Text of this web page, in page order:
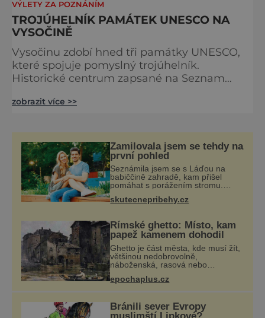
VÝLETY ZA POZNÁNÍM
TROJÚHELNÍK PAMÁTEK UNESCO NA
VYSOČINĚ
Vysočinu zdobí hned tři památky UNESCO,
které spojuje pomyslný trojúhelník.
Historické centrum zapsané na Seznam
poutní kostel sv. Jana Nepomuckého na
čtvrt, židovský hřbitov i baziliku svatého
Prokopa a zámek v Třebíči. Vysočina je
krajem s nejvyšší koncentrací těchto
zobrazit více >>
Zamilovala jsem se tehdy na
první pohled
Seznámila jsem se s Láďou na
babiččině zahradě, kam přišel
pomáhat s porážením stromu.
varovala… Babička se mě často
skutecnepribehy.cz
Římské ghetto: Místo, kam
papež kamenem dohodil
Ghetto je část města, kde musí žít,
většinou nedobrovolně,
náboženská, rasová nebo
Bohaté historické zkušenosti mají s
epochaplus.cz
Bránili sever Evropy